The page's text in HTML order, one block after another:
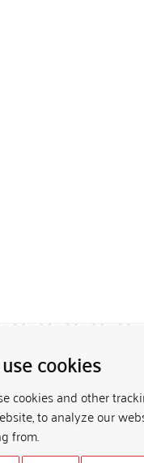
cookies
cookies and other
to analyze our
from.
cuni.cz
/ Each constituent
vědeckou
purposes